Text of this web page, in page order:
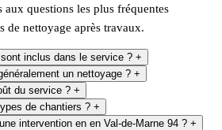
aux questions les plus fréquentes
de nettoyage après travaux.
inclus dans le service ? +
un nettoyage ? +
du service ? +
de chantiers ? +
intervention en en Val-de-Marne 94 ? +